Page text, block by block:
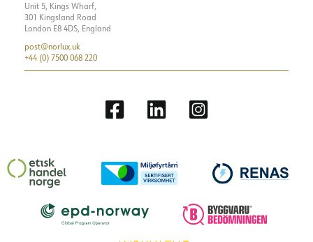
Unit 5, Kings Wharf,
301 Kingsland Road
London E8 4DS, England
post@norlux.uk
+44 (0) 7500 068 220